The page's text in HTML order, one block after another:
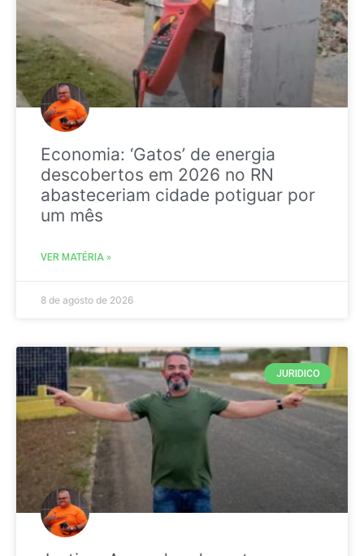
Economia: ‘Gatos’ de energia
descobertos em 2026 no RN
abasteceriam cidade potiguar por
um mês
VER MATÉRIA »
8 de agosto de 2026
JURIDICO